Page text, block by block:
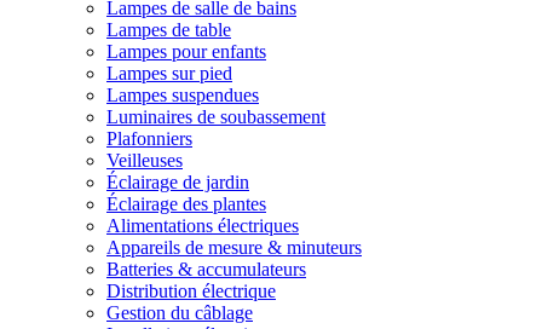
Lampes de salle de bains
Lampes de table
Lampes pour enfants
Lampes sur pied
Lampes suspendues
Luminaires de soubassement
Plafonniers
Veilleuses
Éclairage de jardin
Éclairage des plantes
Alimentations électriques
Appareils de mesure & minuteurs
Batteries & accumulateurs
Distribution électrique
Gestion du câblage